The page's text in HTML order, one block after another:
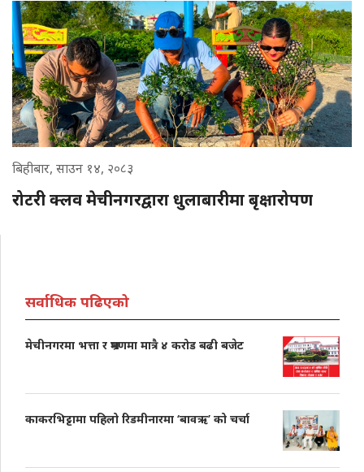
बिहीबार, साउन १४, २०८३
रोटरी क्लव मेचीनगरद्वारा धुलाबारीमा बृक्षारोपण
सर्वाधिक पढिएको
मेचीनगरमा भत्ता र भ्रमणमा मात्रै ४ करोड बढी बजेट
काकरभिट्टामा पहिलो रिडमीनारमा ‘बावऋ’ को चर्चा